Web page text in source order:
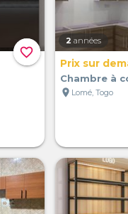
favorite_border
2 années
Prix sur
Chambre à
location_on Lomé, Togo